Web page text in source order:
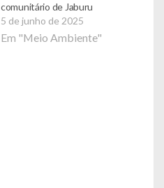
comunitário de Jaburu
5 de junho de 2025
Em "Meio Ambiente"